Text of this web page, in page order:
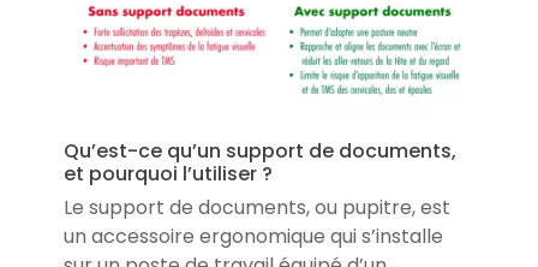
Qu’est-ce qu’un support de documents,
et pourquoi l’utiliser ?
Le support de documents, ou pupitre, est
un accessoire ergonomique qui s’installe